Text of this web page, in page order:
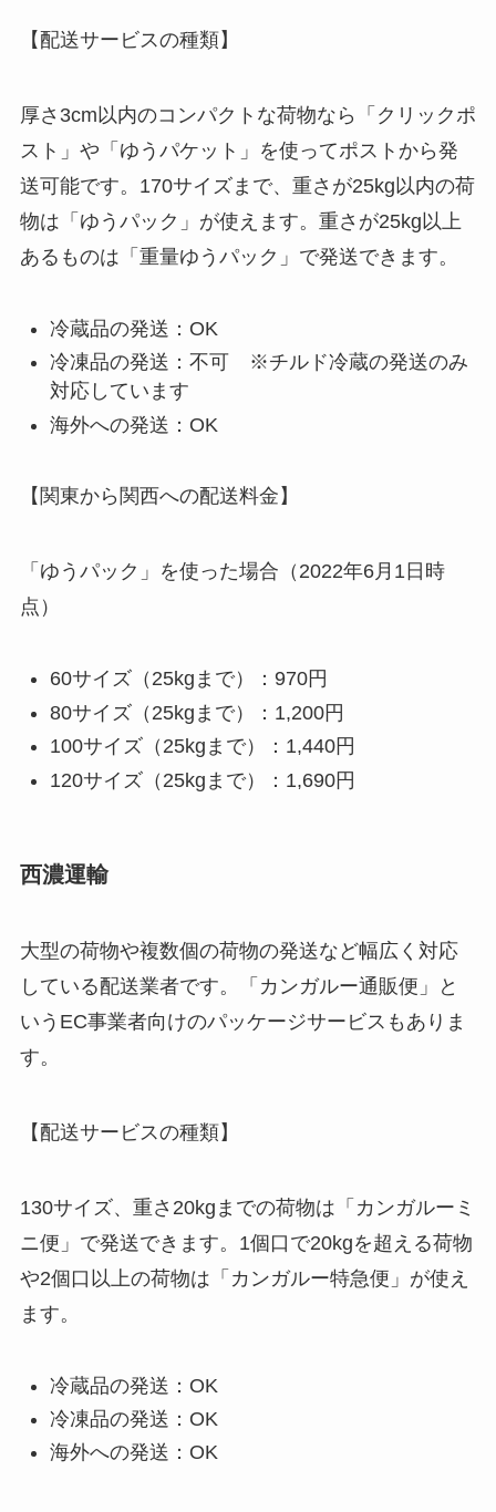
【配送サービスの種類】
厚さ3cm以内のコンパクトな荷物なら「クリックポ
スト」や「ゆうパケット」を使ってポストから発
送可能です。170サイズまで、重さが25kg以内の荷
物は「ゆうパック」が使えます。重さが25kg以上
あるものは「重量ゆうパック」で発送できます。
冷蔵品の発送：OK
冷凍品の発送：不可 ※チルド冷蔵の発送のみ
対応しています
海外への発送：OK
【関東から関西への配送料金】
「ゆうパック」を使った場合（2022年6月1日時
点）
60サイズ（25kgまで）：970円
80サイズ（25kgまで）：1,200円
100サイズ（25kgまで）：1,440円
120サイズ（25kgまで）：1,690円
西濃運輸
大型の荷物や複数個の荷物の発送など幅広く対応
している配送業者です。「カンガルー通販便」と
いうEC事業者向けのパッケージサービスもありま
す。
【配送サービスの種類】
130サイズ、重さ20kgまでの荷物は「カンガルーミ
ニ便」で発送できます。1個口で20kgを超える荷物
や2個口以上の荷物は「カンガルー特急便」が使え
ます。
冷蔵品の発送：OK
冷凍品の発送：OK
海外への発送：OK